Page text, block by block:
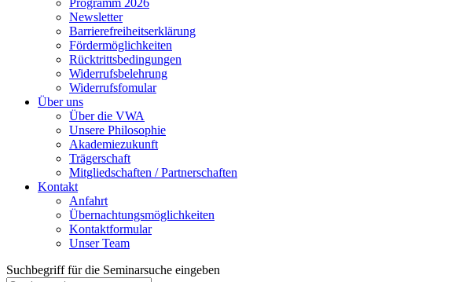
Programm 2026
Newsletter
Barrierefreiheitserklärung
Fördermöglichkeiten
Rücktrittsbedingungen
Widerrufsbelehrung
Widerrufsfomular
Über uns
Über die VWA
Unsere Philosophie
Akademiezukunft
Trägerschaft
Mitgliedschaften / Partnerschaften
Kontakt
Anfahrt
Übernachtungsmöglichkeiten
Kontaktformular
Unser Team
Suchbegriff für die Seminarsuche eingeben